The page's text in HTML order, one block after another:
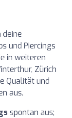
deine
und Piercings
in weiteren
Zürich
Qualität und
aus.
spontan aus;